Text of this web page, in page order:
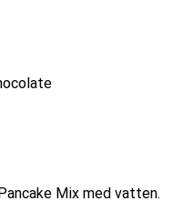
Mix med vatten.